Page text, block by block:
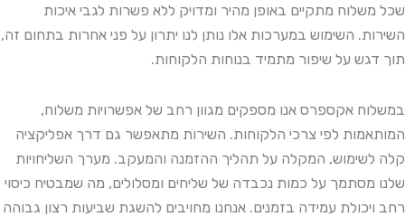
שכל משלוח מתקיים באופן מהיר ומדויק ללא פשרות לגבי איכות
השירות. השימוש במערכות אלו נותן לנו יתרון על פני אחרות בתחום זה,
תוך דגש על שיפור מתמיד בנוחות הלקוחות.
במשלוח אקספרס אנו מספקים מגוון רחב של אפשרויות משלוח,
המותאמות לפי צרכי הלקוחות. השירות מתאפשר גם דרך אפליקציה
קלה לשימוש, המקלה על תהליך ההזמנה והמעקב. מערך השליחויות
שלנו מסתמך על כמות נכבדה של שליחים ומסלולים, מה שמבטיח כיסוי
רחב ויכולת עמידה בזמנים. אנחנו מחויבים להשגת שביעות רצון גבוהה